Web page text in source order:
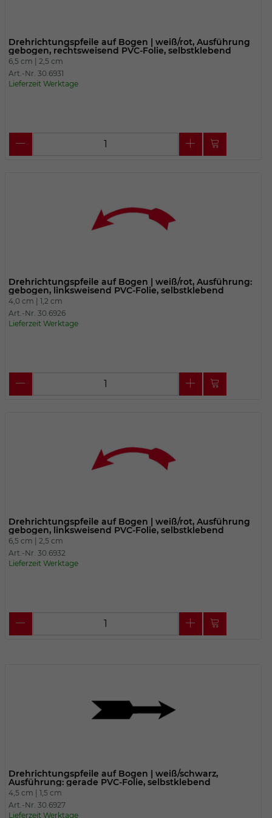
Drehrichtungspfeile auf Bogen | weiß/rot, Ausführung
gebogen, rechtsweisend PVC-Folie, selbstklebend
6,5 cm | 2,5 cm
Art.-Nr. 30.6931
Lieferzeit Werktage
Drehrichtungspfeile auf Bogen | weiß/rot, Ausführung:
gebogen, linksweisend PVC-Folie, selbstklebend
4,0 cm | 1,2 cm
Art.-Nr. 30.6926
Lieferzeit Werktage
Drehrichtungspfeile auf Bogen | weiß/rot, Ausführung
gebogen, linksweisend PVC-Folie, selbstklebend
6,5 cm | 2,5 cm
Art.-Nr. 30.6932
Lieferzeit Werktage
Drehrichtungspfeile auf Bogen | weiß/schwarz,
Ausführung: gerade PVC-Folie, selbstklebend
4,5 cm | 1,5 cm
Art.-Nr. 30.6927
Lieferzeit Werktage